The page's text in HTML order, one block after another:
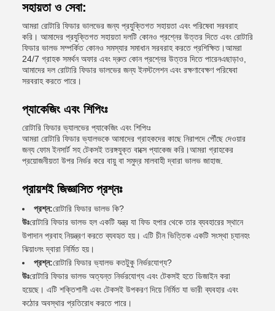
সহায়তা ও সেবা:
আমরা রোটারি ফিডার ভালভের জন্য প্রযুক্তিগত সহায়তা এবং পরিষেবা সরবরাহ
করি। আমাদের প্রযুক্তিগত সহায়তা দলটি কোনও প্রশ্নের উত্তর দিতে এবং রোটারি
ফিডার ভালভ সম্পর্কিত কোনও সমস্যার সমাধান সরবরাহ করতে প্রশিক্ষিত।আমরা
24/7 গ্রাহক সমর্থন অফার এবং দ্রুত কোন প্রশ্নের উত্তর দিতে পারেনএছাড়াও,
আমাদের দল রোটারি ফিডার ভালভের জন্য ইনস্টলেশন এবং রক্ষণাবেক্ষণ পরিষেবা
সরবরাহ করতে পারে।
প্যাকেজিং এবং শিপিংঃ
রোটারি ফিডার ভ্যালভের প্যাকেজিং এবং শিপিংঃ
আমরা রোটারি ফিডার ভ্যালভকে আমাদের গ্রাহকদের কাছে নিরাপদে পৌঁছে দেওয়ার
জন্য ফোম ইনসার্ট সহ টেকসই তরঙ্গযুক্ত বাক্সে প্যাকেজ করি।আমরা গ্রাহকের
প্রয়োজনীয়তা উপর নির্ভর করে বায়ু বা সমুদ্র মালবাহী দ্বারা ভালভ জাহাজ.
প্রায়শই জিজ্ঞাসিত প্রশ্নঃ
প্রশ্ন:রোটারি ফিডার ভালভ কি?
উঃরোটারি ফিডার ভালভ হল একটি যন্ত্র যা ফিড হপার থেকে তার ব্যবহারের স্থানে
উপাদান প্রবাহ নিয়ন্ত্রণ করতে ব্যবহৃত হয়। এটি চীন ভিত্তিক একটি সংস্থা চ্যানহং
ঝিয়াংলং দ্বারা নির্মিত হয়।
প্রশ্ন:রোটারি ফিডার ভ্যালভ কতটুকু নির্ভরযোগ্য?
উঃরোটারি ফিডার ভালভ অত্যন্ত নির্ভরযোগ্য এবং টেকসই হতে ডিজাইন করা
হয়েছে। এটি শক্তিশালী এবং টেকসই উপকরণ দিয়ে নির্মিত যা ভারী ব্যবহার এবং
কঠোর অবস্থার প্রতিরোধ করতে পারে।